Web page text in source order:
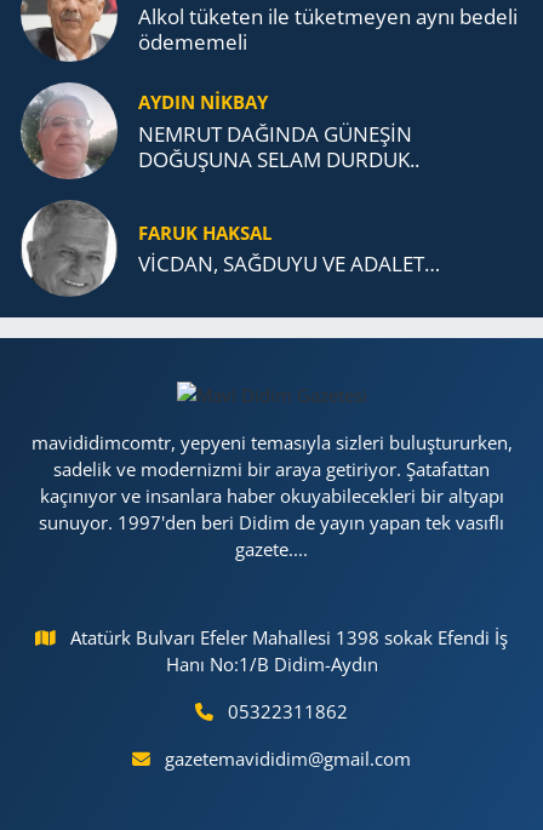
Alkol tü­ke­ten ile tü­ket­me­yen aynı be­de­li
öde­me­me­li
AYDIN NİKBAY
NEMRUT DAĞINDA GÜNEŞİN
DOĞUŞUNA SELAM DURDUK..
FARUK HAKSAL
VİCDAN, SAĞ­DU­YU VE ADA­LET…
mavididimcomtr, yepyeni temasıyla sizleri buluştururken,
sadelik ve modernizmi bir araya getiriyor. Şatafattan
kaçınıyor ve insanlara haber okuyabilecekleri bir altyapı
sunuyor. 1997'den beri Didim de yayın yapan tek vasıflı
gazete....
Atatürk Bulvarı Efeler Mahallesi 1398 sokak Efendi İş
Hanı No:1/B Didim-Aydın
05322311862
gazetemavididim@gmail.com